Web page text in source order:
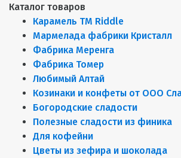
Каталог товаров
Карамель ТМ Riddle
Мармелада фабрики Кристалл
Фабрика Меренга
Фабрика Томер
Любимый Алтай
Козинаки и конфеты от ООО
Богородские сладости
Полезные сладости из финика
Для кофейни
Цветы из зефира и шоколада